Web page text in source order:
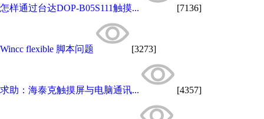
怎样通过台达DOP-B05S111触摸... [7136]
Wincc flexible 脚本问题 [3273]
求助：海泰克触摸屏与电脑通讯... [4357]